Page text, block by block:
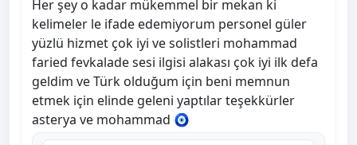
Her şey o kadar mükemmel bir mekan ki
kelimeler le ifade edemiyorum personel güler
yüzlü hizmet çok iyi ve solistleri mohammad
faried fevkalade sesi ilgisi alakası çok iyi ilk defa
geldim ve Türk olduğum için beni memnun
etmek için elinde geleni yaptılar teşekkürler
asterya ve mohammad 🧿